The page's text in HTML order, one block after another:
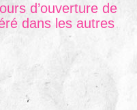
d’ouverture de
dans les autres